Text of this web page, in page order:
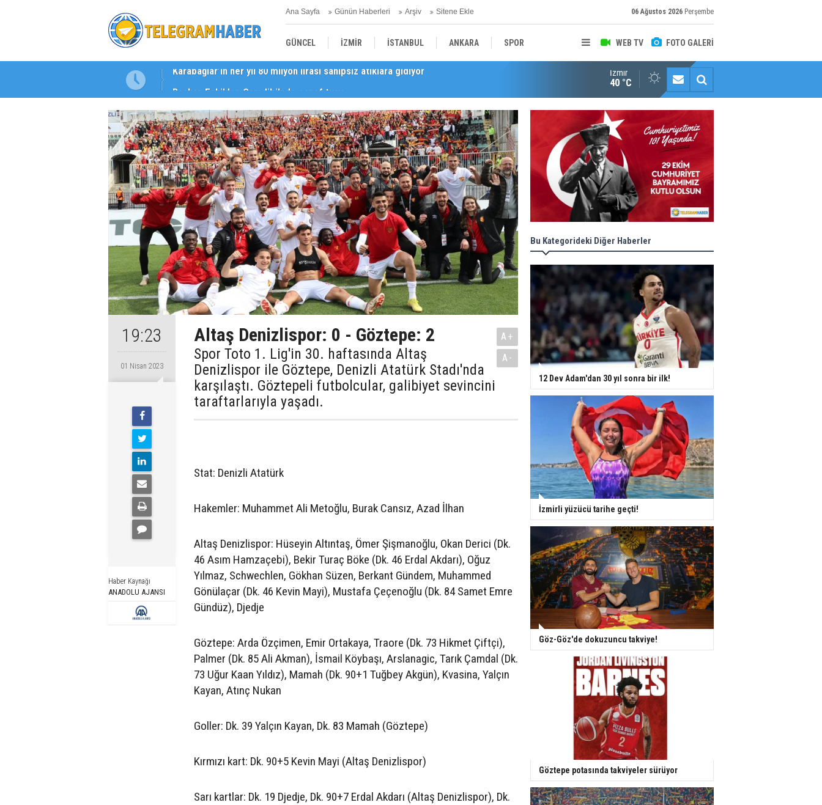
Ana Sayfa Günün Haberleri Arşiv Sitene Ekle 06 Ağustos 2026 Perşembe
WEB TV FOTO GALERİ
GÜNCEL İZMİR İSTANBUL ANKARA SPOR
EKONOMİ
Başkan Eşki’den Çamdibi’nde esnaf turu Halk istedi, ESHOT düzenledi
İzmir
40 °C
19:23
01 Nisan 2023
Haber Kaynağı
ANADOLU AJANSI
Altaş Denizlispor: 0 - Göztepe: 2
Spor Toto 1. Lig'in 30. haftasında Altaş
Denizlispor ile Göztepe, Denizli Atatürk Stadı'nda
karşılaştı. Göztepeli futbolcular, galibiyet sevincini
taraftarlarıyla yaşadı.
A+
A-
Stat: Denizli Atatürk
Hakemler: Muhammet Ali Metoğlu, Burak Cansız, Azad İlhan
Altaş Denizlispor: Hüseyin Altıntaş, Ömer Şişmanoğlu, Okan Derici (Dk.
46 Asım Hamzaçebi), Bekir Turaç Böke (Dk. 46 Erdal Akdarı), Oğuz
Yılmaz, Schwechlen, Gökhan Süzen, Berkant Gündem, Muhammed
Gönülaçar (Dk. 46 Kevin Mayi), Mustafa Çeçenoğlu (Dk. 84 Samet Emre
Gündüz), Djedje
Göztepe: Arda Özçimen, Emir Ortakaya, Traore (Dk. 73 Hikmet Çiftçi),
Palmer (Dk. 85 Ali Akman), İsmail Köybaşı, Arslanagic, Tarık Çamdal (Dk.
73 Uğur Kaan Yıldız), Mamah (Dk. 90+1 Tuğbey Akgün), Kvasina, Yalçın
Kayan, Atınç Nukan
Goller: Dk. 39 Yalçın Kayan, Dk. 83 Mamah (Göztepe)
Kırmızı kart: Dk. 90+5 Kevin Mayi (Altaş Denizlispor)
Sarı kartlar: Dk. 19 Djedje, Dk. 90+7 Erdal Akdarı (Altaş Denizlispor), Dk.
Bu Kategorideki Diğer Haberler
12 Dev Adam'dan 30 yıl sonra bir ilk!
İzmirli yüzücü tarihe geçti!
Göz-Göz'de dokuzuncu takviye!
Göztepe potasında takviyeler sürüyor